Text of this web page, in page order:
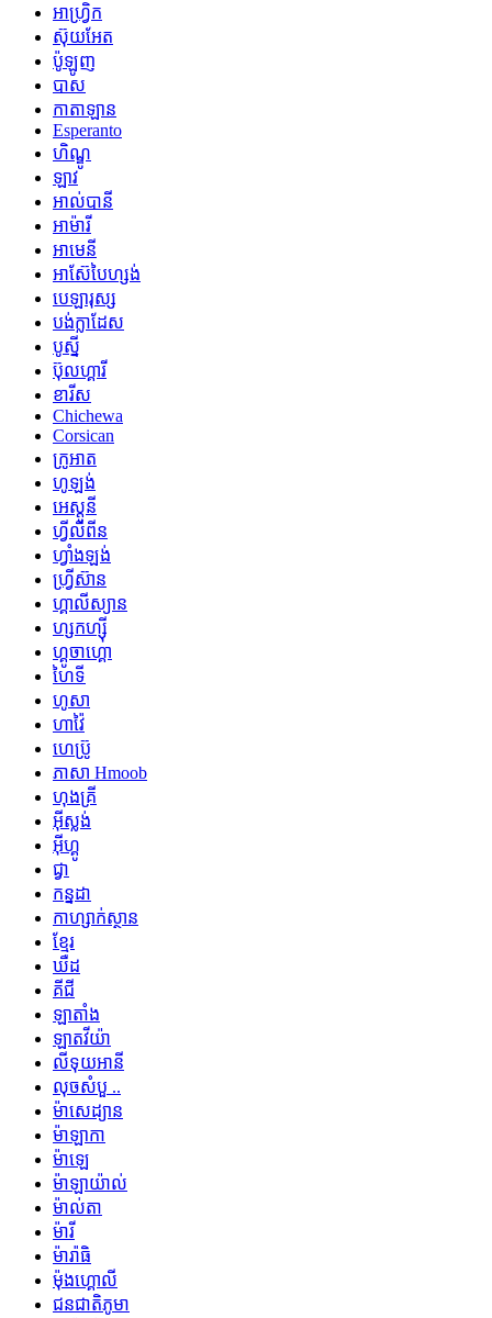
អាហ្រ្វិក
ស៊ុយអែត
ប៉ូឡូញ
បាស
កាតាឡាន
Esperanto
ហិណ្ឌូ
ឡាវ
អាល់បានី
អាម៉ារី
អាមេនី
អាស៊ែបៃហ្សង់
បេឡារុស្ស
បង់ក្លាដែស
បូស្នី
ប៊ុលហ្គារី
ខារីស
Chichewa
Corsican
ក្រូអាត
ហូឡង់
អេស្តូនី
ហ្វីលីពីន
ហ្វាំងឡង់
ហ្វ្រីស៊ាន
ហ្គាលីស្យាន
ហ្សកហ្ស៊ី
ហ្គូចាហ្គោ
ហៃទី
ហូសា
ហាវ៉ៃ
ហេប្រ៊ូ
ភាសា Hmoob
ហុងគ្រី
អ៊ីស្លង់
អ៊ីហ្គូ
ជ្វា
កន្នដា
កាហ្សាក់ស្ថាន
ខ្មែរ
ឃឺដ
គីជី
ឡាតាំង
ឡាតវីយ៉ា
លីទុយអានី
លុចសំបួ ..
ម៉ាសេដ្យាន
ម៉ាឡាកា
ម៉ាឡេ
ម៉ាឡាយ៉ាល់
ម៉ាល់តា
ម៉ារី
ម៉ារ៉ាធិ
ម៉ុងហ្គោលី
ជនជាតិភូមា